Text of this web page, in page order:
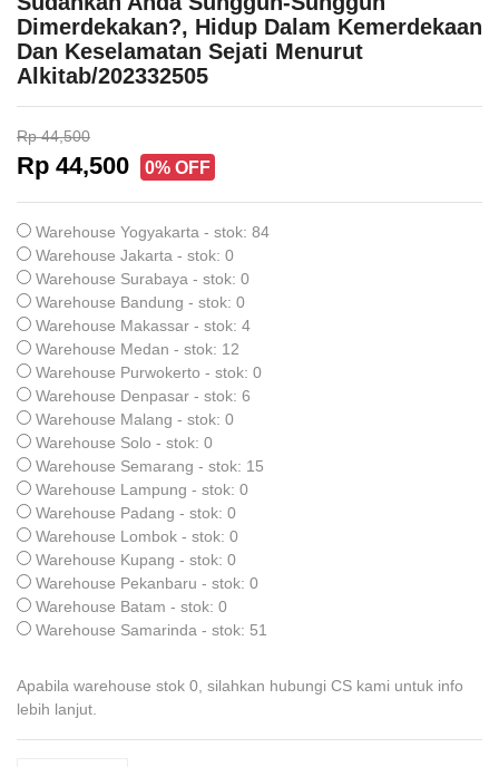
Dimerdekakan?, Hidup Dalam Kemerdekaan
Dan Keselamatan Sejati Menurut
Alkitab/202332505
Rp 44,500
Rp 44,500 0% OFF
Warehouse Yogyakarta - stok: 84
Warehouse Jakarta - stok: 0
Warehouse Surabaya - stok: 0
Warehouse Bandung - stok: 0
Warehouse Makassar - stok: 4
Warehouse Medan - stok: 12
Warehouse Purwokerto - stok: 0
Warehouse Denpasar - stok: 6
Warehouse Malang - stok: 0
Warehouse Solo - stok: 0
Warehouse Semarang - stok: 15
Warehouse Lampung - stok: 0
Warehouse Padang - stok: 0
Warehouse Lombok - stok: 0
Warehouse Kupang - stok: 0
Warehouse Pekanbaru - stok: 0
Warehouse Batam - stok: 0
Warehouse Samarinda - stok: 51
Apabila warehouse stok 0, silahkan hubungi CS kami untuk info
lebih lanjut.